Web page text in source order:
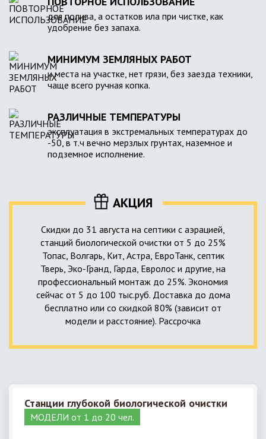
для полива, а остатков ила при чистке, как
удобрение без запаха.
МИНИМУМ ЗЕМЛЯНЫХ РАБОТ
и места на участке, нет грязи, без заезда техники,
чаще всего ручная копка.
РАЗЛИЧНЫЕ ТЕМПЕРАТУРЫ
эксплуатация в экстремальных температурах до
-50, в т.ч вечно мерзлых грунтах, наземное и
подземное исполнение.
АКЦИЯ
Скидки до 31 августа на септики с аэрацией,
станций биологической очистки от 5 до 25%
Топас, Волгарь, Кит, Астра, ЕвроТанк, септик
Тверь, Эко-Гранд, Гарда, Евролос и другие, на
профессиональный монтаж до 25%. Экономия
сейчас от 5 до 100 тыс.руб. Доставка до дома
бесплатно или со скидкой 80% (зависит от
модели и расстояние). Рассрочка
Станции глубокой биологической очистки
МОДЕЛИ от 1 до 20 чел.